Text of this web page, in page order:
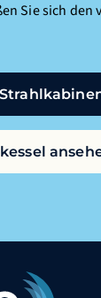
Sie sich den